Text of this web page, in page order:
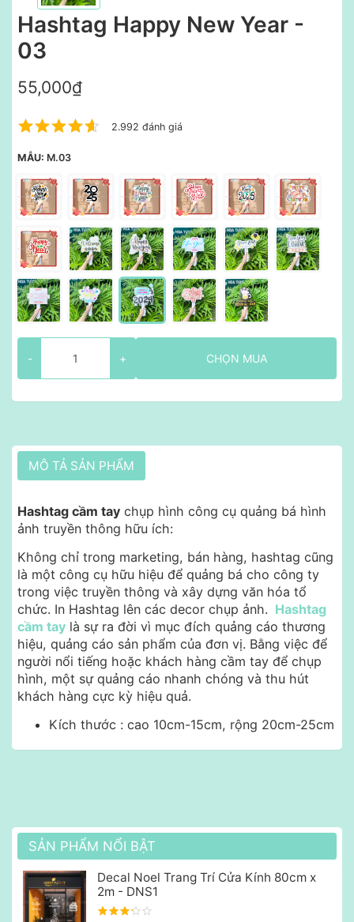
Hashtag Happy New Year -
03
55,000₫
2.992 đánh giá
MẪU: M.03
- + CHỌN MUA
MÔ TẢ SẢN PHẨM
Hashtag cầm tay chụp hình công cụ quảng bá hình
ảnh truyền thông hữu ích:
Không chỉ trong marketing, bán hàng, hashtag cũng
là một công cụ hữu hiệu để quảng bá cho công ty
trong việc truyền thông và xây dựng văn hóa tổ
chức. In Hashtag lên các decor chụp ảnh. Hashtag
cầm tay là sự ra đời vì mục đích quảng cáo thương
hiệu, quảng cáo sản phẩm của đơn vị. Bằng việc để
người nổi tiếng hoặc khách hàng cầm tay để chụp
hình, một sự quảng cáo nhanh chóng và thu hút
khách hàng cực kỳ hiệu quả.
Kích thước : cao 10cm-15cm, rộng 20cm-25cm
SẢN PHẨM NỔI BẬT
Decal Noel Trang Trí Cửa Kính 80cm x
2m - DNS1